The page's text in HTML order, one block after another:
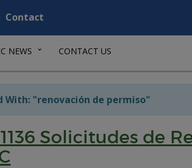
Contact
NEWS CONTACT US
With: "renovación de permiso"
Solicitudes de